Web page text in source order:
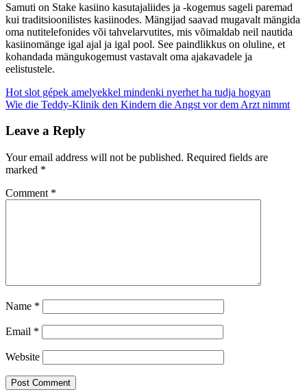
Samuti on Stake kasiino kasutajaliides ja -kogemus sageli paremad
kui traditsioonilistes kasiinodes. Mängijad saavad mugavalt mängida
oma nutitelefonides või tahvelarvutites, mis võimaldab neil nautida
kasiinomänge igal ajal ja igal pool. See paindlikkus on oluline, et
kohandada mängukogemust vastavalt oma ajakavadele ja
eelistustele.
Post
navigation
Hot slot gépek amelyekkel mindenki nyerhet ha tudja hogyan
Wie die Teddy-Klinik den Kindern die Angst vor dem Arzt nimmt
Leave a Reply
Your email address will not be published. Required fields are
marked *
Comment *
Name *
Email *
Website